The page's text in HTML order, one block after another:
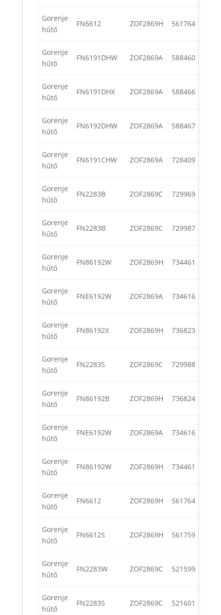
Gorenje
hűtő
FN6612 ZOF2869H 561764
Gorenje
hűtő
FN6191DHW ZOF2869A 588460
Gorenje
hűtő
FN6191DHX ZOF2869A 588466
Gorenje
hűtő
FN6192DHW ZOF2869A 588467
Gorenje
hűtő
FN6191CHW ZOF2869A 728409
Gorenje
hűtő
FN2283B ZOF2869C 729969
Gorenje
hűtő
FN2283B ZOF2869C 729987
Gorenje
hűtő
FN86192W ZOF2869H 734461
Gorenje
hűtő
FNE6192W ZOF2869A 734616
Gorenje
hűtő
FN86192X ZOF2869H 736823
Gorenje
hűtő
FN2283S ZOF2869C 729988
Gorenje
hűtő
FN86192B ZOF2869H 736824
Gorenje
hűtő
FNE6192W ZOF2869A 734616
Gorenje
hűtő
FN86192W ZOF2869H 734461
Gorenje
hűtő
FN6612 ZOF2869H 561764
Gorenje
hűtő
FN6612S ZOF2869H 561759
Gorenje
hűtő
FN2283W ZOF2869C 521599
Gorenje
hűtő
FN2283S ZOF2869C 521601